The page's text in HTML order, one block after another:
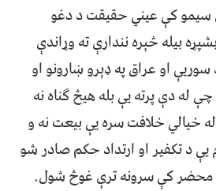
سیمو کې عیني حقیقت د دغو
بیله څېره نندارې ته وړاندې
او عراق په ډېرو ښارونو او
له دې پرته یې بله هیڅ ګناه نه
خیالي خلافت سره یې بیعت نه و
د تکفیر او ارتداد حکم صادر شو
محضر کې سرونه ترې غوڅ شول.